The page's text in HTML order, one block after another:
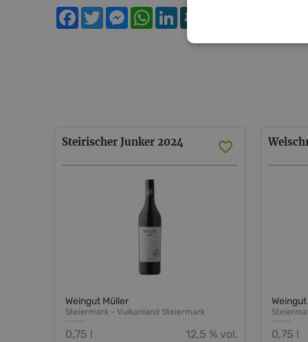
Facebook
TwitterMessenger
WhatsAppLinkedIn
Steirischer Junker 2024
Weingut Müller
Steiermark - Vulkanland Steiermark
12,5 % vol.
0,75 l 0,75 l